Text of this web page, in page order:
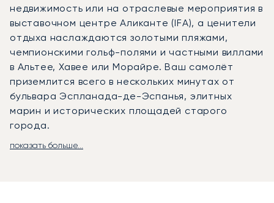
недвижимость или на отраслевые мероприятия в
выставочном центре Аликанте (IFA), а ценители
отдыха наслаждаются золотыми пляжами,
чемпионскими гольф-полями и частными виллами
в Альтее, Хавее или Морайре. Ваш самолёт
приземлится всего в нескольких минутах от
бульвара Эспланада-де-Эспанья, элитных
марин и исторических площадей старого
города.
LunaJets организует перелёты в аэропорт
показать больше...